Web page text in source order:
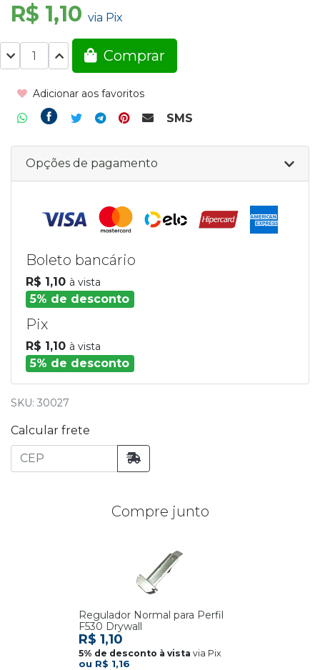
R$ 1,10 via Pix
Comprar
Adicionar aos favoritos
SMS
Opções de pagamento
Boleto bancário
R$ 1,10 à vista
5% de desconto
Pix
R$ 1,10 à vista
5% de desconto
SKU: 30027
Calcular frete
Compre junto
Regulador Normal para Perfil
F530 Drywall
R$ 1,16
R$ 1,10
via Pix